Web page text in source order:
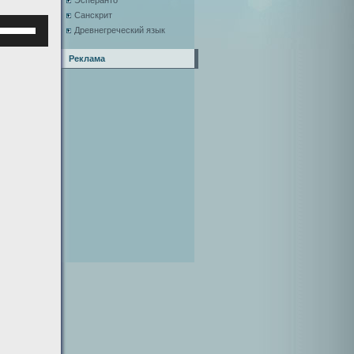
Санскрит
Древнегреческий язык
Реклама